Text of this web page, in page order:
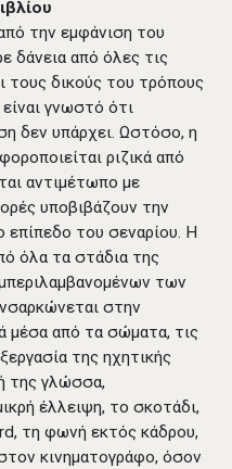
την εμφάνιση του
δάνεια από όλες τις
τους δικούς του τρόπους
γνωστό ότι
δεν υπάρχει. Ωστόσο, η
ριζικά από
αντιμέτωπο με
υποβιβάζουν την
επίπεδο του σεναρίου. Η
όλα τα στάδια της
των
στην
μέσα από τα σώματα, τις
της ηχητικής
της γλώσσα,
έλλειψη, το σκοτάδι,
τη φωνή εκτός κάδρου,
κινηματογράφο, όσον